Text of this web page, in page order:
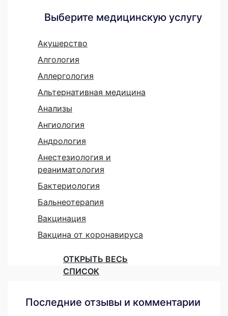
Выберите медицинскую услугу
Акушерство
Алгология
Аллергология
Альтернативная медицина
Анализы
Ангиология
Андрология
Анестезиология и
реаниматология
Бактериология
Бальнеотерапия
Вакцинация
Вакцина от коронавируса
ОТКРЫТЬ ВЕСЬ
СПИСОК
Последние отзывы и комментарии